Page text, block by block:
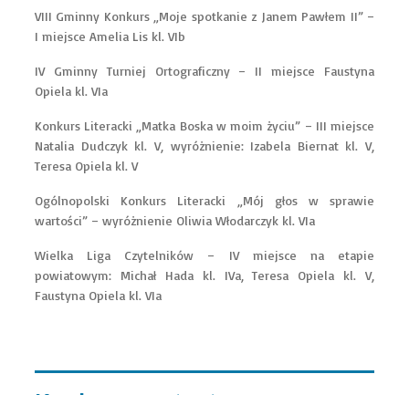
VIII Gminny Konkurs „Moje spotkanie z Janem Pawłem II” –
I miejsce Amelia Lis kl. VIb
IV Gminny Turniej Ortograficzny – II miejsce Faustyna
Opiela kl. VIa
Konkurs Literacki „Matka Boska w moim życiu” – III miejsce
Natalia Dudczyk kl. V, wyróżnienie: Izabela Biernat kl. V,
Teresa Opiela kl. V
Ogólnopolski Konkurs Literacki „Mój głos w sprawie
wartości” – wyróżnienie Oliwia Włodarczyk kl. VIa
Wielka Liga Czytelników – IV miejsce na etapie
powiatowym: Michał Hada kl. IVa, Teresa Opiela kl. V,
Faustyna Opiela kl. VIa